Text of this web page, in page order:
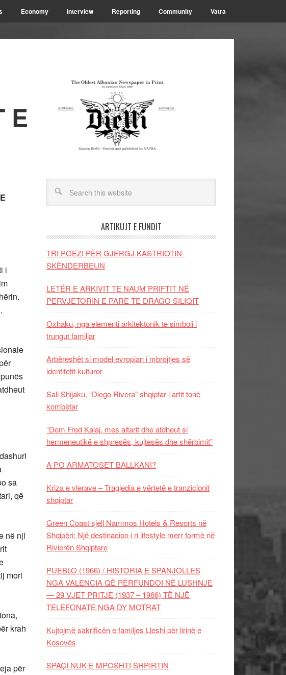
Economy Interview Reporting Community Vatra
E
i
sa
që
në nji
mori
krah
për
ARTIKUJT E FUNDIT
TRI POEZI PËR GJERGJ KASTRIOTIN-
SKËNDERBEUN
LETËR E ARKIVIT TE NAUM PRIFTIT NË
PERVJETORIN E PARE TE DRAGO SILIQIT
Oxhaku, nga elementi arkitektonik te simboli i
trungut familjar
Arbëreshët si model evropian i mbrojtjes së
identitetit kulturor
Sali Shijaku, “Diego Rivera” shqiptar i artit tonë
kombëtar
“Dom Fred Kalaj, mes altarit dhe atdheut si
hermeneutikë e shpresës, kujtesës dhe shërbimit”
A PO ARMATOSET BALLKANI?
Kriza e vlerave – Tragjedia e vërtetë e tranzicionit
shqiptar
Green Coast sjell Nammos Hotels & Resorts në
Shqipëri: Një destinacion i ri lifestyle merr formë në
Rivierën Shqiptare
PUEBLO (1966) / HISTORIA E SPANJOLLES
NGA VALENCIA QË PËRFUNDOI NË LUSHNJE
— 29 VJET PRITJE (1937 – 1966) TË NJË
TELEFONATE NGA DY MOTRAT
Kujtojmë sakrificën e familjes Lleshi për lirinë e
Kosovës
SPAÇI NUK E MPOSHTI SHPIRTIN